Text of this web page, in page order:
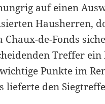
auf einen
Hausherren,
Chaux-de-Fonds
Treffer
Punkte im
lieferte den